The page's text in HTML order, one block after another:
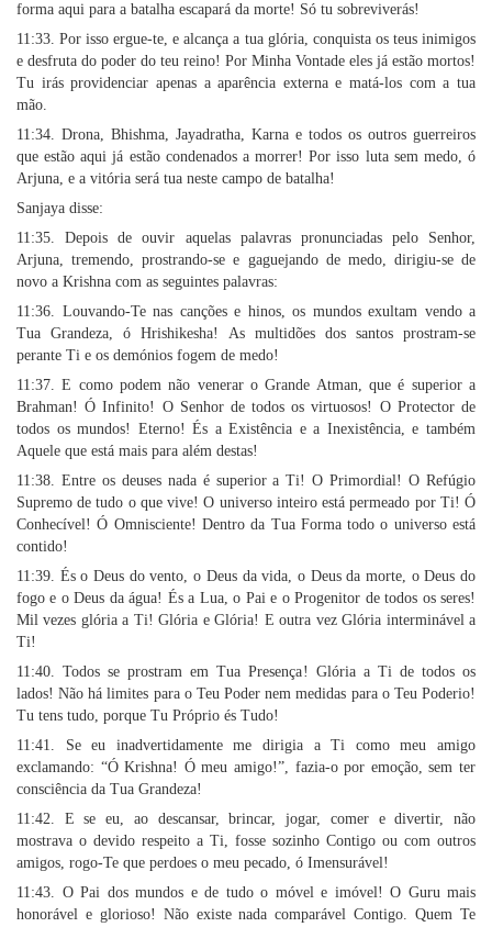
forma aqui para a batalha escapará da morte! Só tu sobreviverás!
11:33. Por isso ergue-te, e alcança a tua glória, conquista os teus inimigos
e desfruta do poder do teu reino! Por Minha Vontade eles já estão mortos!
Tu irás providenciar apenas a aparência externa e matá-los com a tua
mão.
11:34. Drona, Bhishma, Jayadratha, Karna e todos os outros guerreiros
que estão aqui já estão condenados a morrer! Por isso luta sem medo, ó
Arjuna, e a vitória será tua neste campo de batalha!
Sanjaya disse:
11:35. Depois de ouvir aquelas palavras pronunciadas pelo Senhor,
Arjuna, tremendo, prostrando-se e gaguejando de medo, dirigiu-se de
novo a Krishna com as seguintes palavras:
11:36. Louvando-Te nas canções e hinos, os mundos exultam vendo a
Tua Grandeza, ó Hrishikesha! As multidões dos santos prostram-se
perante Ti e os demónios fogem de medo!
11:37. E como podem não venerar o Grande Atman, que é superior a
Brahman! Ó Infinito! O Senhor de todos os virtuosos! O Protector de
todos os mundos! Eterno! És a Existência e a Inexistência, e também
Aquele que está mais para além destas!
11:38. Entre os deuses nada é superior a Ti! O Primordial! O Refúgio
Supremo de tudo o que vive! O universo inteiro está permeado por Ti! Ó
Conhecível! Ó Omnisciente! Dentro da Tua Forma todo o universo está
contido!
11:39. És o Deus do vento, o Deus da vida, o Deus da morte, o Deus do
fogo e o Deus da água! És a Lua, o Pai e o Progenitor de todos os seres!
Mil vezes glória a Ti! Glória e Glória! E outra vez Glória interminável a
Ti!
11:40. Todos se prostram em Tua Presença! Glória a Ti de todos os
lados! Não há limites para o Teu Poder nem medidas para o Teu Poderio!
Tu tens tudo, porque Tu Próprio és Tudo!
11:41. Se eu inadvertidamente me dirigia a Ti como meu amigo
exclamando: “Ó Krishna! Ó meu amigo!”, fazia-o por emoção, sem ter
consciência da Tua Grandeza!
11:42. E se eu, ao descansar, brincar, jogar, comer e divertir, não
mostrava o devido respeito a Ti, fosse sozinho Contigo ou com outros
amigos, rogo-Te que perdoes o meu pecado, ó Imensurável!
11:43. O Pai dos mundos e de tudo o móvel e imóvel! O Guru mais
honorável e glorioso! Não existe nada comparável Contigo. Quem Te